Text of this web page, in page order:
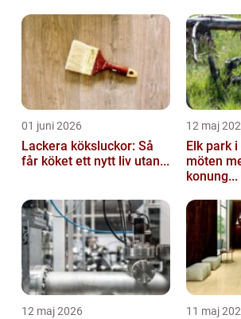
01 juni 2026
Lackera köksluckor: Så
får köket ett nytt liv utan...
12 maj
Elk park i
möten
konung...
12 maj 2026 11 maj